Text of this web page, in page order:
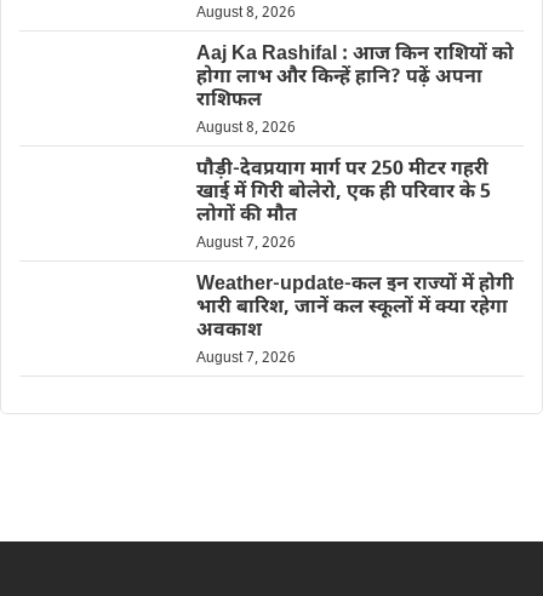
August 8, 2026
Aaj Ka Rashifal : आज किन राशियों को
होगा लाभ और किन्हें हानि? पढ़ें अपना
राशिफल
August 8, 2026
पौड़ी-देवप्रयाग मार्ग पर 250 मीटर गहरी
खाई में गिरी बोलेरो, एक ही परिवार के 5
लोगों की मौत
August 7, 2026
Weather-update-कल इन राज्यों में होगी
भारी बारिश, जानें कल स्कूलों में क्या रहेगा
अवकाश
August 7, 2026